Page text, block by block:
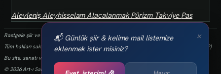
AlevlenişAleyhisselamAlacalanmakPürizm Takviye Pas
Rastgele şiir ve kelimeler her 24 saatte bir yenilenmektedir.
Tüm hakları saklıdır.(biz kaybettik bulan varsa info@art-isanat.com.tr'ye mail atabilir mi?)
Bu site, sanatı ve yaratıcılığı dijital dünyaya taşıma arzusu ile kurulmuştur.
© 2026 Art-ı Sanat
×
📬 Günlük şiir & kelime mail listemize
eklenmek ister misiniz?